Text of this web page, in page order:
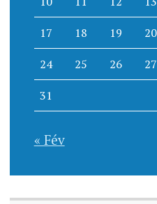
17 18 19 20
24 25 26 27
31
« Fév